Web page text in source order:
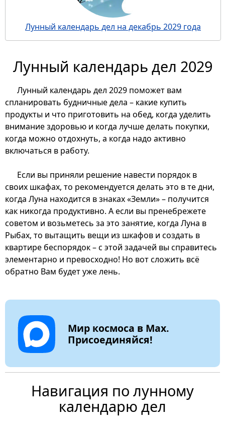
Лунный календарь дел на декабрь 2029 года
Лунный календарь дел 2029
Лунный календарь дел 2029 поможет вам
спланировать будничные дела – какие купить
продукты и что приготовить на обед, когда уделить
внимание здоровью и когда лучше делать покупки,
когда можно отдохнуть, а когда надо активно
включаться в работу.
Если вы приняли решение навести порядок в
своих шкафах, то рекомендуется делать это в те дни,
когда Луна находится в знаках «Земли» – получится
как никогда продуктивно. А если вы пренебрежете
советом и возьметесь за это занятие, когда Луна в
Рыбах, то вытащить вещи из шкафов и создать в
квартире беспорядок – с этой задачей вы справитесь
элементарно и превосходно! Но вот сложить всё
обратно Вам будет уже лень.
Мир космоса в Max.
Присоединяйся!
Навигация по лунному
календарю дел